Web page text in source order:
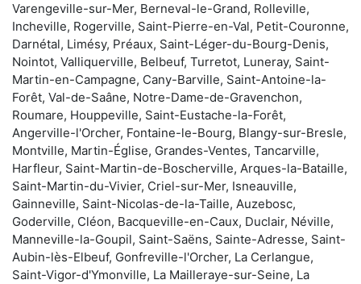
Varengeville-sur-Mer, Berneval-le-Grand, Rolleville,
Incheville, Rogerville, Saint-Pierre-en-Val, Petit-Couronne,
Darnétal, Limésy, Préaux, Saint-Léger-du-Bourg-Denis,
Nointot, Valliquerville, Belbeuf, Turretot, Luneray, Saint-
Martin-en-Campagne, Cany-Barville, Saint-Antoine-la-
Forêt, Val-de-Saâne, Notre-Dame-de-Gravenchon,
Roumare, Houppeville, Saint-Eustache-la-Forêt,
Angerville-l'Orcher, Fontaine-le-Bourg, Blangy-sur-Bresle,
Montville, Martin-Église, Grandes-Ventes, Tancarville,
Harfleur, Saint-Martin-de-Boscherville, Arques-la-Bataille,
Saint-Martin-du-Vivier, Criel-sur-Mer, Isneauville,
Gainneville, Saint-Nicolas-de-la-Taille, Auzebosc,
Goderville, Cléon, Bacqueville-en-Caux, Duclair, Néville,
Manneville-la-Goupil, Saint-Saëns, Sainte-Adresse, Saint-
Aubin-lès-Elbeuf, Gonfreville-l'Orcher, La Cerlangue,
Saint-Vigor-d'Ymonville, La Mailleraye-sur-Seine, La